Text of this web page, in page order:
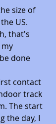
size of
US.
that's
done
contact
track
The start
the day, I